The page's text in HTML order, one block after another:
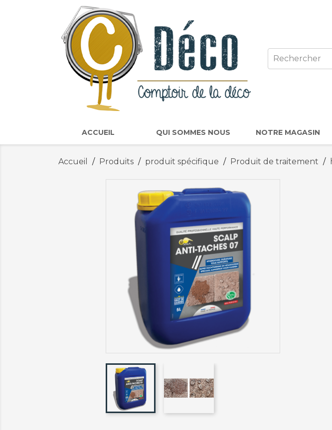
ACCUEIL QUI SOMMES NOUS NOTRE MAGASIN
Accueil Produits produit spécifique Produit de traitement